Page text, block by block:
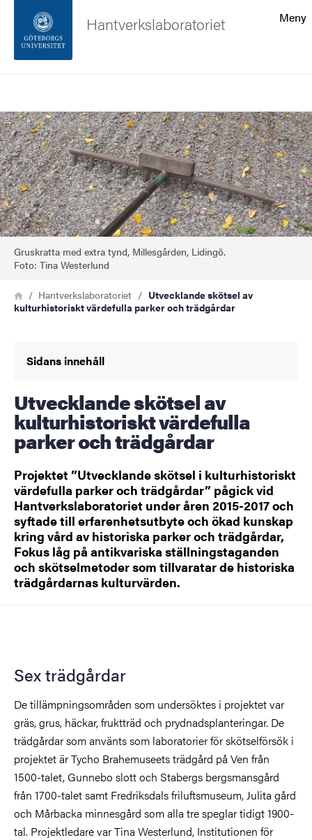
Sidfoten
Om webbplatsen
Meny
Hantverkslaboratoriet
Bild
Gruskratta med extra tynd, Millesgården, Lidingö.
Foto: Tina Westerlund
Länkstig
HemHantverkslaboratoriet
Utvecklande skötsel av
kulturhistoriskt värdefulla parker och trädgårdar
Sidans innehåll
Utvecklande skötsel av
kulturhistoriskt värdefulla
parker och trädgårdar
Projektet ”Utvecklande skötsel i kulturhistoriskt
värdefulla parker och trädgårdar” pågick vid
Hantverkslaboratoriet under åren 2015-2017 och
syftade till erfarenhetsutbyte och ökad kunskap
kring vård av historiska parker och trädgårdar,
Fokus låg på antikvariska ställningstaganden
och skötselmetoder som tillvaratar de historiska
trädgårdarnas kulturvärden.
Sex trädgårdar
De tillämpningsområden som undersöktes i projektet var
gräs, grus, häckar, fruktträd och prydnadsplanteringar. De
trädgårdar som använts som laboratorier för skötselförsök i
projektet är Tycho Brahemuseets trädgård på Ven från
1500-talet, Gunnebo slott och Stabergs bergsmansgård
från 1700-talet samt Fredriksdals friluftsmuseum, Julita gård
och Mårbacka minnesgård som alla tre speglar tidigt 1900-
tal. Projektledare var Tina Westerlund, Institutionen för